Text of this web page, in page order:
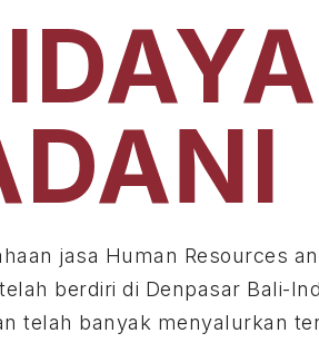
jasa Human Resources
berdiri di Denpasar Bali-
telah banyak menyalurkan